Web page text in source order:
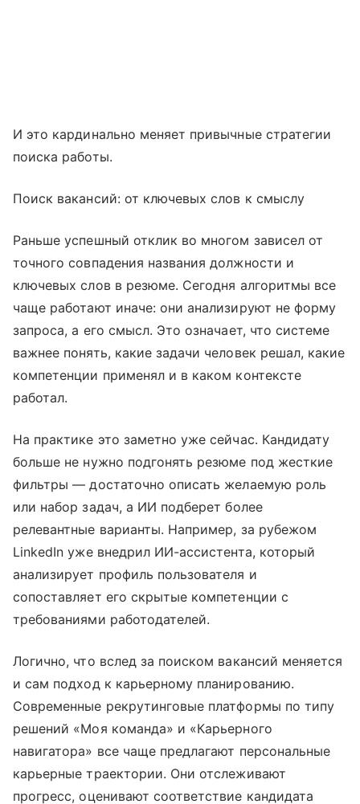
И это кардинально меняет привычные стратегии
поиска работы.
Поиск вакансий: от ключевых слов к смыслу
Раньше успешный отклик во многом зависел от
точного совпадения названия должности и
ключевых слов в резюме. Сегодня алгоритмы все
чаще работают иначе: они анализируют не форму
запроса, а его смысл. Это означает, что системе
важнее понять, какие задачи человек решал, какие
компетенции применял и в каком контексте
работал.
На практике это заметно уже сейчас. Кандидату
больше не нужно подгонять резюме под жесткие
фильтры — достаточно описать желаемую роль
или набор задач, а ИИ подберет более
релевантные варианты. Например, за рубежом
LinkedIn уже внедрил ИИ-ассистента, который
анализирует профиль пользователя и
сопоставляет его скрытые компетенции с
требованиями работодателей.
Логично, что вслед за поиском вакансий меняется
и сам подход к карьерному планированию.
Современные рекрутинговые платформы по типу
решений «Моя команда» и «Карьерного
навигатора» все чаще предлагают персональные
карьерные траектории. Они отслеживают
прогресс, оценивают соответствие кандидата